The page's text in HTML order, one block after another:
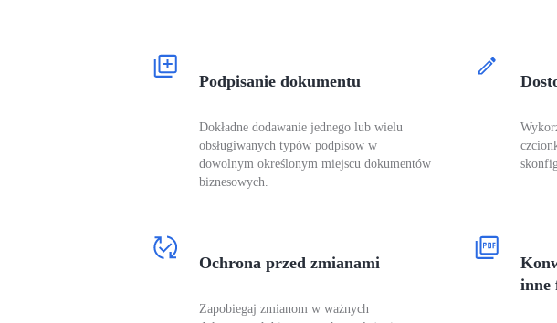
Podpisanie dokumentu
Dokładne dodawanie jednego lub wielu
obsługiwanych typów podpisów w
dowolnym określonym miejscu dokumentów
biznesowych.
Ochrona przed zmianami
Zapobiegaj zmianom w ważnych
inne